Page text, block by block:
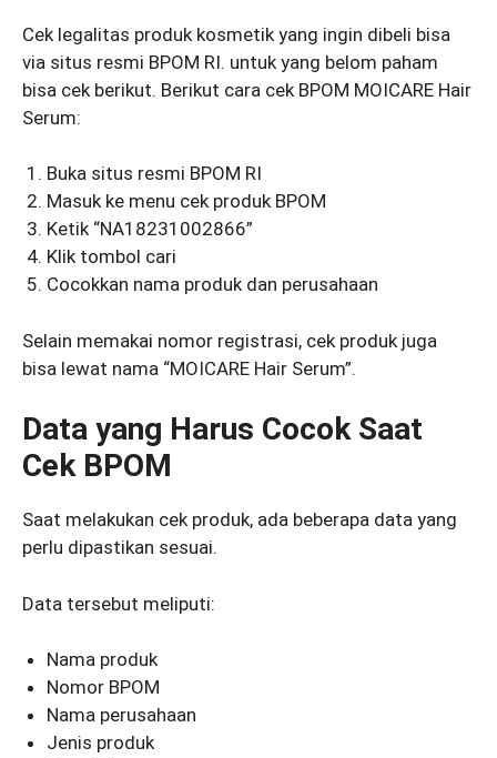
Cek legalitas produk kosmetik yang ingin dibeli bisa
via situs resmi BPOM RI. untuk yang belom paham
bisa cek berikut. Berikut cara cek BPOM MOICARE Hair
Serum:
Buka situs resmi BPOM RI
Masuk ke menu cek produk BPOM
Ketik “NA18231002866”
Klik tombol cari
Cocokkan nama produk dan perusahaan
Selain memakai nomor registrasi, cek produk juga
bisa lewat nama “MOICARE Hair Serum”.
Data yang Harus Cocok Saat
Cek BPOM
Saat melakukan cek produk, ada beberapa data yang
perlu dipastikan sesuai.
Data tersebut meliputi:
Nama produk
Nomor BPOM
Nama perusahaan
Jenis produk